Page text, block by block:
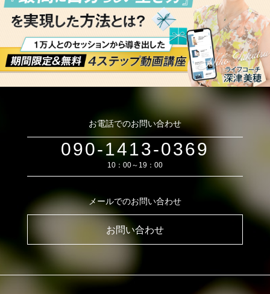
お電話でのお問い合わせ
090-1413-0369
10：00～19：00
メールでのお問い合わせ
お問い合わせ